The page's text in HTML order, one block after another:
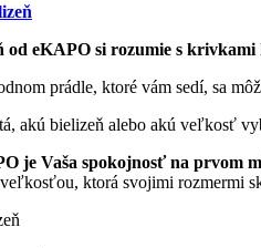
od eKAPO si rozumie s krivkami
prádle, ktoré vám sedí, sa
akú bielizeň alebo akú veľkosť
je Vaša spokojnosť na prvom
ktorá svojimi rozmermi